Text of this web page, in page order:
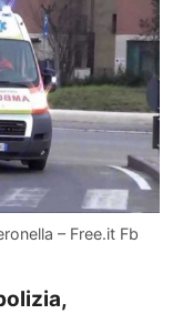
– Free.it Fb